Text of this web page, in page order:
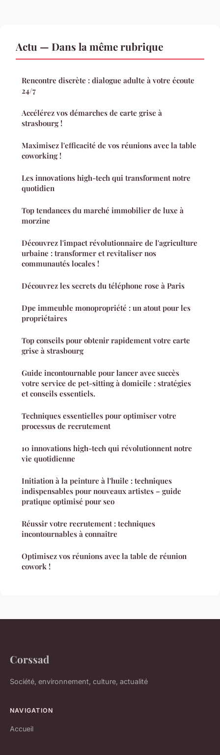
Actu — Dans la même rubrique
Rencontre discrète : dialogue adulte à votre écoute
24/7
Accélérez vos démarches de carte grise à
strasbourg !
Maximisez l'efficacité de vos réunions avec la table
coworking !
Les innovations high-tech qui transforment notre
quotidien
Top tendances du marché immobilier de luxe à
morzine
Découvrez l'impact révolutionnaire de l'agriculture
urbaine : transformer et revitaliser nos
communautés locales !
Découvrez les secrets du téléphone rose à Paris
Dpe immeuble monopropriété : un atout pour les
propriétaires
Top conseils pour obtenir rapidement votre carte
grise à strasbourg
Guide incontournable pour lancer avec succès
votre service de pet-sitting à domicile : stratégies
et conseils essentiels.
Techniques essentielles pour optimiser votre
processus de recrutement
10 innovations high-tech qui révolutionnent notre
vie quotidienne
Initiation à la peinture à l'huile : techniques
indispensables pour nouveaux artistes – guide
pratique optimisé pour seo
Réussir votre recrutement : techniques
incontournables à connaître
Optimisez vos réunions avec la table de réunion
cowork !
Corssad
Société, environnement, culture, actualité
NAVIGATION
Accueil